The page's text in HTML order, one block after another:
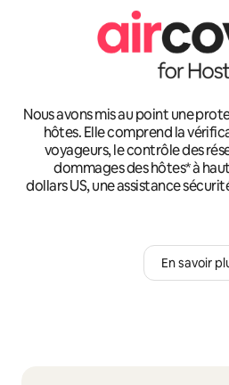
Nous avons mis au point une
hôtes. Elle comprend la
voyageurs, le contrôle des
dommages des hôtes* à
dollars US, une assistance
En savoir